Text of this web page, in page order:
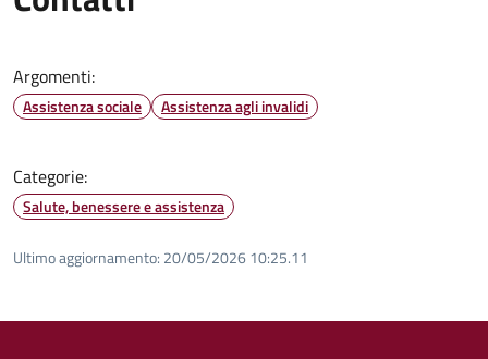
Argomenti:
Assistenza sociale Assistenza agli invalidi
Categorie:
Salute, benessere e assistenza
Ultimo aggiornamento: 20/05/2026 10:25.11